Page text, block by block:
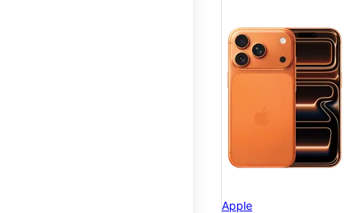
Apple